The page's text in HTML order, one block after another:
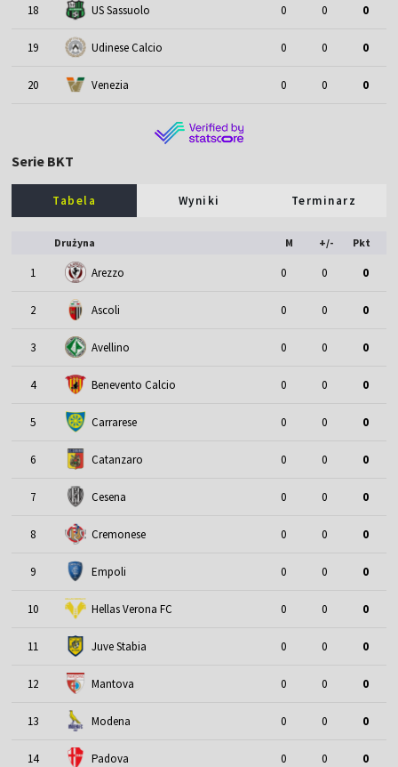
18 US Sassuolo 0 0 0
19 Udinese Calcio 0 0 0
20 Venezia 0 0 0
Serie BKT
Tabela Wyniki Terminarz
Drużyna M +/- Pkt
1 Arezzo 0 0 0
2 Ascoli 0 0 0
3 Avellino 0 0 0
4 Benevento Calcio 0 0 0
5 Carrarese 0 0 0
6 Catanzaro 0 0 0
7 Cesena 0 0 0
8 Cremonese 0 0 0
9 Empoli 0 0 0
10 Hellas Verona FC 0 0 0
11 Juve Stabia 0 0 0
12 Mantova 0 0 0
13 Modena 0 0 0
14 Padova 0 0 0